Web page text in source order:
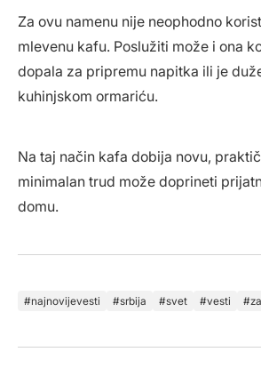
Za ovu namenu nije neophodno
mlevenu kafu. Poslužiti može i ona
dopala za pripremu napitka ili je
kuhinjskom ormariću.
Na taj način kafa dobija novu,
minimalan trud može doprineti
domu.
najnovijevesti srbija svet vesti